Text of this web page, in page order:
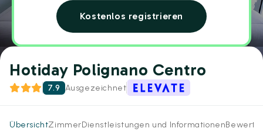
Kostenlos registrieren
Hotiday Polignano Centro
7.9 Ausgezeichnet
ÜbersichtZimmerDienstleistungen und Informationen